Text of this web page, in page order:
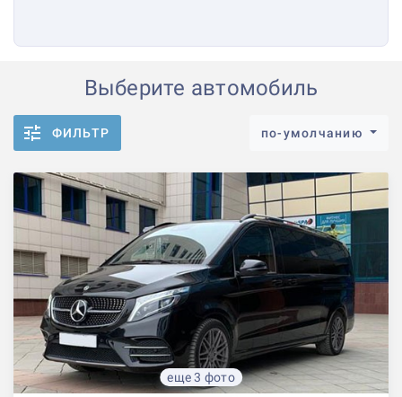
Выберите автомобиль
ФИЛЬТР по-умолчанию
еще 3 фото